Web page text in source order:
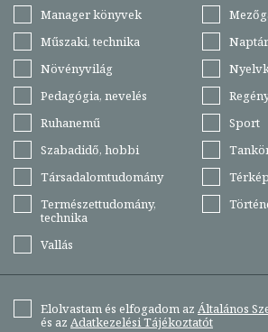
Manager könyvek
Műszaki, technika
Növényvilág
Pedagógia, nevelés
Ruhanemű
Sport
Szabadidő, hobbi
Társadalomtudomány
Természettudomány,
technika
Vallás
Elolvastam és elfogadom az Általános
és az Adatkezelési Tájékoztatót